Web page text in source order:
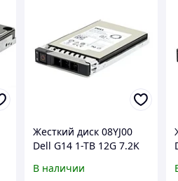
Жесткий диск 08YJ00
Dell G14 1-TB 12G 7.2K
В наличии